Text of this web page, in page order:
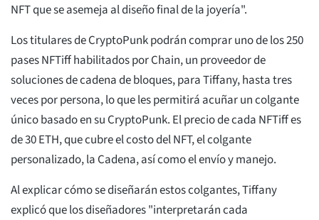
NFT que se asemeja al diseño final de la joyería".
Los titulares de CryptoPunk podrán comprar uno de los 250
pases NFTiff habilitados por Chain, un proveedor de
soluciones de cadena de bloques, para Tiffany, hasta tres
veces por persona, lo que les permitirá acuñar un colgante
único basado en su CryptoPunk. El precio de cada NFTiff es
de 30 ETH, que cubre el costo del NFT, el colgante
personalizado, la Cadena, así como el envío y manejo.
Al explicar cómo se diseñarán estos colgantes, Tiffany
explicó que los diseñadores "interpretarán cada